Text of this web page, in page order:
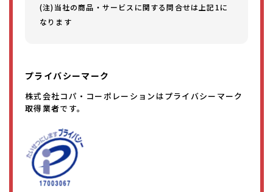
(注)当社の商品・サービスに関する問合せは上記1に
なります
プライバシーマーク
株式会社コパ・コーポレーションはプライバシーマーク
取得業者です。